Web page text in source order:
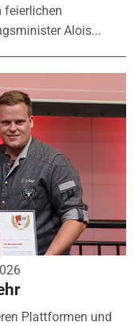
feierlichen
Alois...
Plattformen und